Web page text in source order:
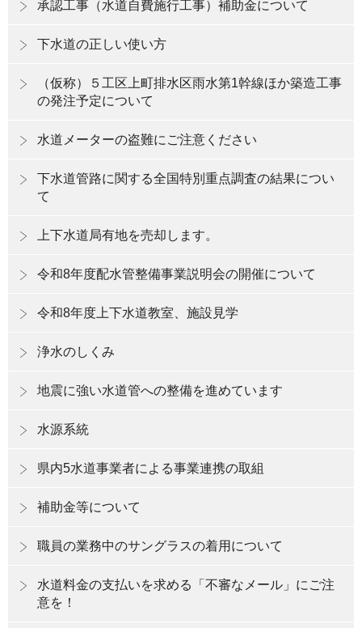
承認工事（水道自費施行工事）補助金について
下水道の正しい使い方
（仮称）５工区上町排水区雨水第1幹線ほか築造工事
の発注予定について
水道メーターの盗難にご注意ください
下水道管路に関する全国特別重点調査の結果につい
て
上下水道局有地を売却します。
令和8年度配水管整備事業説明会の開催について
令和8年度上下水道教室、施設見学
浄水のしくみ
地震に強い水道管への整備を進めています
水源系統
県内5水道事業者による事業連携の取組
補助金等について
職員の業務中のサングラスの着用について
水道料金の支払いを求める「不審なメール」にご注
意を！